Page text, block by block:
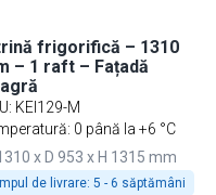
frigorifică – 1310
– 1 raft – Fațadă
: KEI129-M
0 până la +6 °C
x D 953 x H 1315 mm
de livrare: 5 - 6 săptămâni